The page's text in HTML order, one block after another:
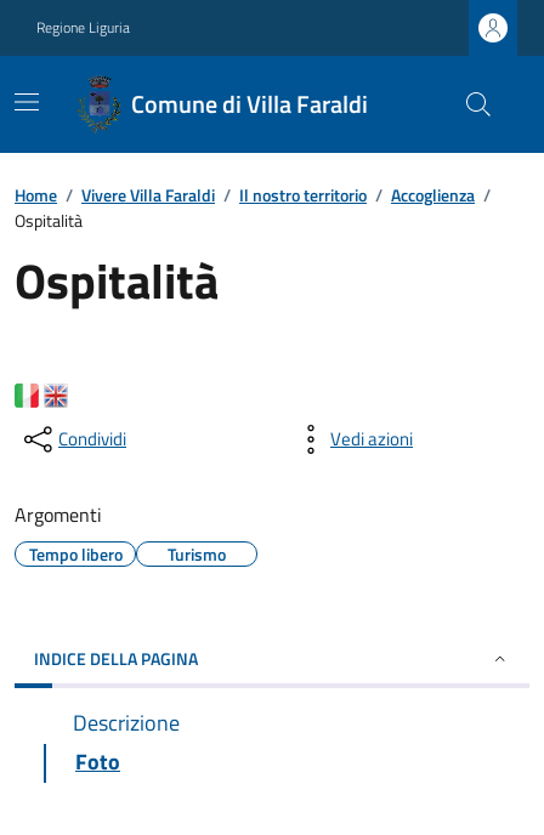
Regione Liguria
Comune di Villa Faraldi
Home / Vivere Villa Faraldi / Il nostro territorio / Accoglienza /
Ospitalità
Ospitalità
Condividi Vedi azioni
Argomenti
Tempo libero Turismo
INDICE DELLA PAGINA
Descrizione
Foto